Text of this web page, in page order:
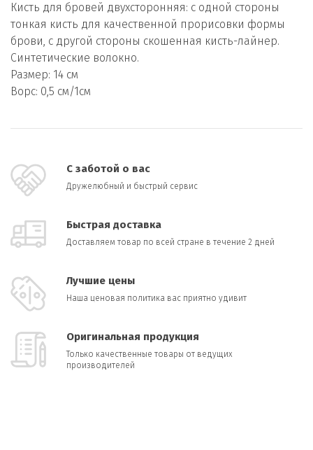
Кисть для бровей двухсторонняя: с одной стороны
тонкая кисть для качественной прорисовки формы
брови, с другой стороны скошенная кисть-лайнер.
Синтетические волокно.
Размер: 14 см
Ворс: 0,5 см/1см
С заботой о вас
Дружелюбный и быстрый сервис
Быстрая доставка
Доставляем товар по всей стране в течение 2 дней
Лучшие цены
Наша ценовая политика вас приятно удивит
Оригинальная продукция
Только качественные товары от ведущих
производителей